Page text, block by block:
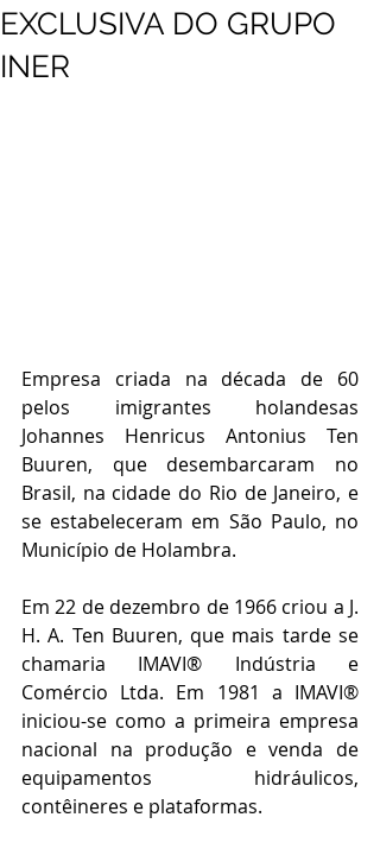
EXCLUSIVA DO GRUPO
INER
Empresa criada na década de 60
pelos imigrantes holandesas
Johannes Henricus Antonius Ten
Buuren, que desembarcaram no
Brasil, na cidade do Rio de Janeiro, e
se estabeleceram em São Paulo, no
Município de Holambra.
Em 22 de dezembro de 1966 criou a J.
H. A. Ten Buuren, que mais tarde se
chamaria IMAVI® Indústria e
Comércio Ltda. Em 1981 a IMAVI®
iniciou-se como a primeira empresa
nacional na produção e venda de
equipamentos hidráulicos,
contêineres e plataformas.